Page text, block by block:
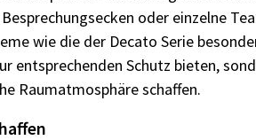
oder einzelne
wie die der Decato Serie
entsprechenden Schutz bieten,
Raumatmosphäre schaffen.